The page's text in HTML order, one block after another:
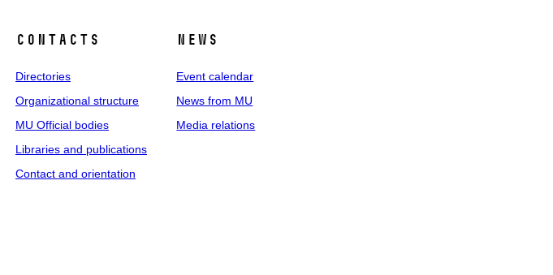
Contacts
Directories
Organizational structure
MU Official bodies
Libraries and publications
Contact and orientation
News
Event calendar
News from MU
Media relations